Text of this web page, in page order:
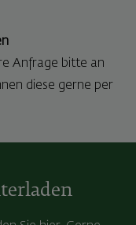
Anfrage bitte an
diese gerne per